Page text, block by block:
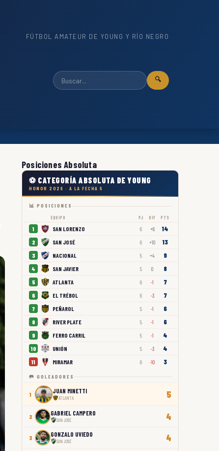
FÚTBOL AMATEUR DE YOUNG Y RÍO NEGRO
🔍
Posiciones Absoluta
⚽ CATEGORÍA ABSOLUTA DE YOUNG
HONOR 2026 · A LA FECHA 6
📊 POSICIONES
EQUIPO PJ DIF PTS
1 SAN LORENZO 6 +6 14
2 SAN JOSÉ 6 +10 13
3 NACIONAL 5 +4 9
4 SAN JAVIER 5 0 8
5 ATLANTA 6 -1 7
6 EL TRÉBOL 6 -3 7
7 PEÑAROL 5 -1 6
8 RIVER PLATE 5 -1 6
9 FERRO CARRIL 5 -1 4
10 UNIÓN 5 -3 4
11 MIRAMAR 6 -10 3
🥅 GOLEADORES
1 JUAN MINETTI
ATLANTA 5
2 GABRIEL CAMPERO
SAN JOSÉ 4
3 GONZALO UVIEDO
SAN JOSÉ 4